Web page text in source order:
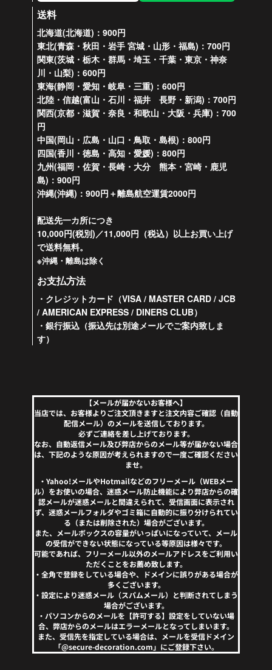
送料
北海道(北海道)：900円
東北(青森・秋田・岩手 宮城・山形・福島)：700円
関東(茨城・栃木・群馬・埼玉・千葉・東京・神奈
川・山梨)：600円
東海(静岡・愛知・岐阜・三重)：600円
北陸・信越(富山・石川・福井 長野・新潟)：700円
関西(京都・滋賀・奈良・和歌山・大阪・兵庫)：700
円
中国(岡山・広島・山口・鳥取・島根)：800円
四国(香川・徳島・高知・愛媛)：800円
九州(福岡・佐賀・長崎・大分 熊本・宮崎・鹿児
島)：900円
沖縄(沖縄)：900円＋離島航空運賃2000円
配送先一カ所につき
10,000円(税別)／11,000円（税込）以上お買い上げ
で送料無料。
※沖縄・離島は除く
お支払方法
・クレジットカード（VISA / MASTER CARD / JCB
/ AMERICAN EXPRESS / DINERS CLUB）
・銀行振込（振込先は別途メールでご案内致しま
す）
【メールが届かないお客様へ】
当店では、お客様よりご注文頂きますと注文内容ご確認（自動
配信メール）のメールを送信しております。
必ずご連絡を差し上げております。
なお、自動返信メール及び弊店からのメール等が届かない場合
は、下記のような原因が考えられますので一度ご確認ください
ませ。
・Yahoo!メールやHotmailなどのフリーメール（WEBメー
ル）をお使いの場合、迷惑メール防止機能により弊店からの確
認メールが迷惑メールと間違えられて、受信画面に表示され
ず、迷惑メールフォルダやゴミ箱に自動的に振り分けられてい
る（または削除された）場合がございます。
また、メールボックスの容量がいっぱいになっていて、メール
の受信ができない状態になっている等原因は様々です。
可能であれば、フリーメール以外のメールアドレスをご利用い
ただくことをお薦め致します。
・全角で登録をしている場合や、ドメインに誤りがある場合が
多くございます。
・設定により迷惑メール（スパムメール）と判断されてしまう
場合がございます。
・パソコンからのメールを【許可する】設定をしていない場
合、弊店からのメールはエラーメールとなってしまいます。
また、受信先を指定している場合は、メールを受信ドメイン
「@secure-decoration.com」にご登録下さい。